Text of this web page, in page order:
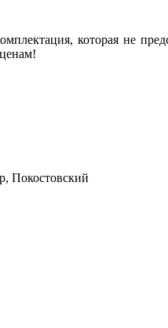
которая не
Покостовский